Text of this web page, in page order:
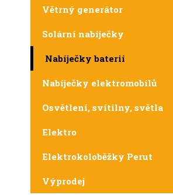
Větrný generátor
Solární nabíječky
Nabíječky baterií
Nabíječky elektromobilů
Osvětlení, svítilny, světla
Elektro
Elektrokoloběžky Perut
Výprodej